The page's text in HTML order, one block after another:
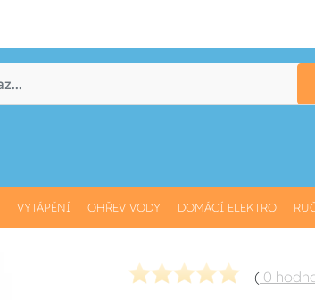
VYTÁPĚNÍ OHŘEV VODY DOMÁCÍ ELEKTRO
( 0